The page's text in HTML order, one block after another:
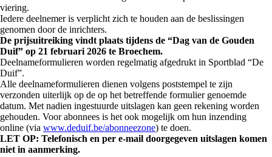
viering.
Iedere deelnemer is verplicht zich te houden aan de beslissingen
genomen door de inrichters.
De prijsuitreiking vindt plaats tijdens de “Dag van de Gouden
Duif” op 21 februari 2026 te Broechem.
Deelnameformulieren worden regelmatig afgedrukt in Sportblad “De
Duif”.
Alle deelnameformulieren dienen volgens poststempel te zijn
verzonden uiterlijk op de op het betreffende formulier genoemde
datum. Met nadien ingestuurde uitslagen kan geen rekening worden
gehouden. Voor abonnees is het ook mogelijk om hun inzending
online (via www.deduif.be/abonneezone) te doen.
LET OP: Telefonisch en per e-mail doorgegeven uitslagen komen
niet in aanmerking.